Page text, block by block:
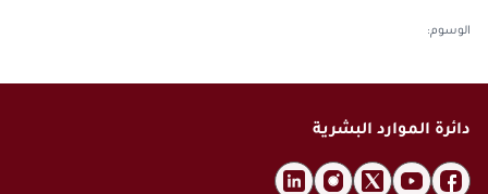
الوسوم:
دائرة الموارد البشرية